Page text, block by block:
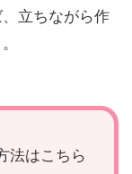
立ちながら作
法はこちら